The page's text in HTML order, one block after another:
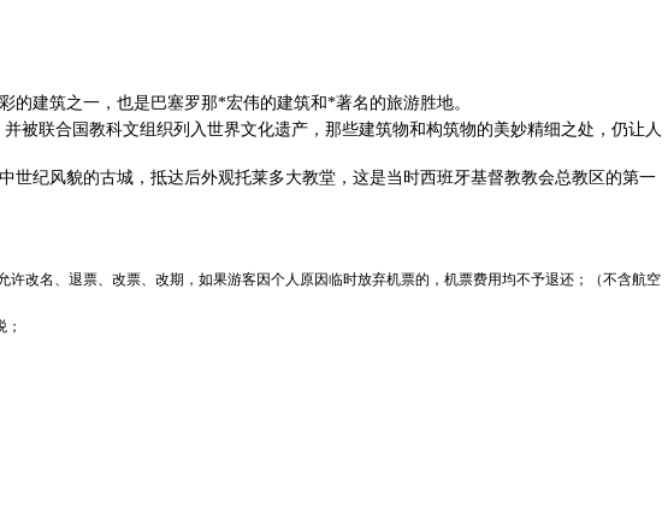
的建筑之一，也是巴塞罗那*宏伟的建筑和*著名的旅游胜地。
并被联合国教科文组织列入世界文化遗产，那些建筑物和构筑物的美妙精细之处，仍让人
世纪风貌的古城，抵达后外观托莱多大教堂 ，这是当时西班牙基督教教会总教区的第一
改名、退票、改票、改期，如果游客因个人原因临时放弃机票的，机票费用均不予退还；（不含航空